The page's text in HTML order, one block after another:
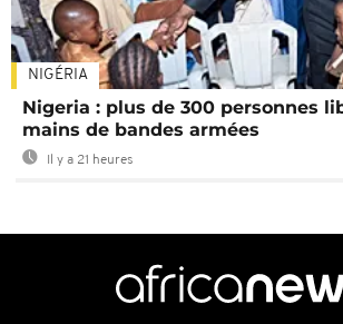
NIGÉRIA
Nigeria : plus de 300 personnes
mains de bandes armées
Il y a 21 heures